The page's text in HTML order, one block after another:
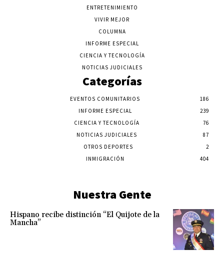
ENTRETENIMIENTO
VIVIR MEJOR
COLUMNA
INFORME ESPECIAL
CIENCIA Y TECNOLOGÍA
NOTICIAS JUDICIALES
Categorías
EVENTOS COMUNITARIOS
186
INFORME ESPECIAL
239
CIENCIA Y TECNOLOGÍA
76
NOTICIAS JUDICIALES
87
OTROS DEPORTES
2
INMIGRACIÓN
404
Nuestra Gente
Hispano recibe distinción “El Quijote de la
Mancha”